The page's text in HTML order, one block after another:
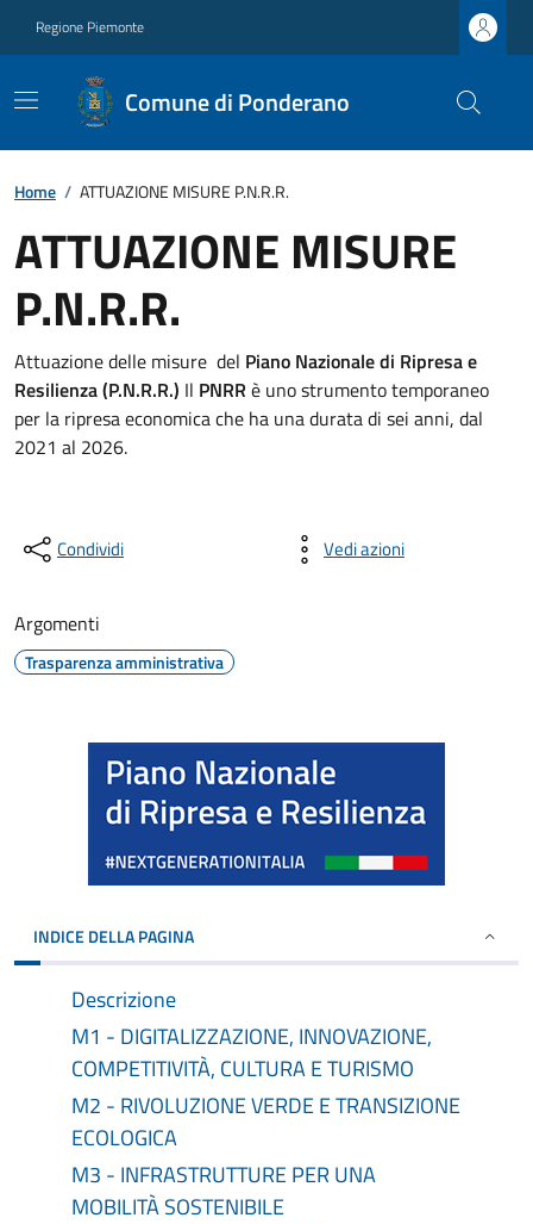
Regione Piemonte
Comune di Ponderano
Home / ATTUAZIONE MISURE P.N.R.R.
ATTUAZIONE MISURE
P.N.R.R.
Attuazione delle misure del Piano Nazionale di Ripresa e
Resilienza (P.N.R.R.) Il PNRRè uno strumento temporaneo
per la ripresa economica che ha una durata di sei anni, dal
2021 al 2026.
Condividi Vedi azioni
Argomenti
Trasparenza amministrativa
INDICE DELLA PAGINA
Descrizione
M1 - DIGITALIZZAZIONE, INNOVAZIONE,
COMPETITIVITÀ, CULTURA E TURISMO
M2 - RIVOLUZIONE VERDE E TRANSIZIONE
ECOLOGICA
M3 - INFRASTRUTTURE PER UNA
MOBILITÀ SOSTENIBILE